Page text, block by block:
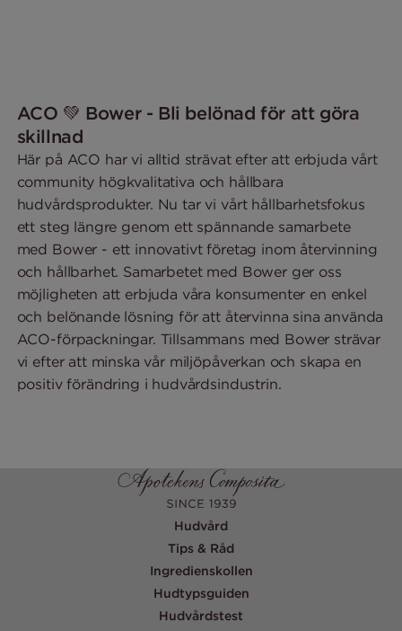
ACO 💚 Bower - Bli belönad för att göra
skillnad
Här på ACO har vi alltid strävat efter att erbjuda vårt
community högkvalitativa och hållbara
hudvårdsprodukter. Nu tar vi vårt hållbarhetsfokus
ett steg längre genom ett spännande samarbete
med Bower - ett innovativt företag inom återvinning
och hållbarhet. Samarbetet med Bower ger oss
möjligheten att erbjuda våra konsumenter en enkel
och belönande lösning för att återvinna sina använda
ACO-förpackningar. Tillsammans med Bower strävar
vi efter att minska vår miljöpåverkan och skapa en
positiv förändring i hudvårdsindustrin.
Hudvård
Tips & Råd
Ingredienskollen
Hudtypsguiden
Hudvårdstest